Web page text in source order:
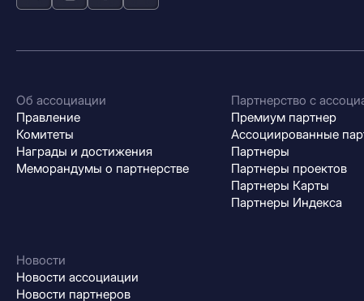
Об ассоциации
Правление
Комитеты
Награды и достижения
Меморандумы о партнерстве
Партнерство с
Премиум партнер
Ассоциированные
Партнеры
Партнеры проектов
Партнеры Карты
Партнеры Индекса
Новости
Новости ассоциации
Новости партнеров